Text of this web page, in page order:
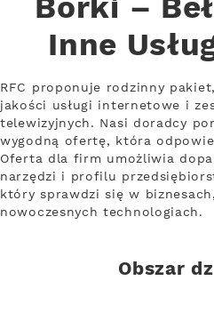
Borki –
Inne
RFC proponuje rodzinny
jakości usługi internetowe i
telewizyjnych. Nasi doradcy
wygodną ofertę, która
Oferta dla firm umożliwia
narzędzi i profilu
który sprawdzi się w
nowoczesnych technologiach.
Obszar